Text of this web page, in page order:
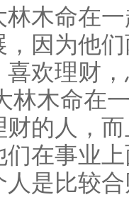
命在一
因为他
欢理财
林木命在
的人，
在事业
是比较